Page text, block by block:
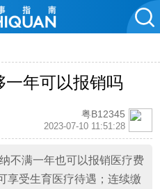
一年可以报销吗
粤B12345
2023-07-10 11:51:28
不满一年也可以报销医疗费
享受生育医疗待遇；连续缴